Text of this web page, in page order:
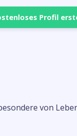
Profil
von